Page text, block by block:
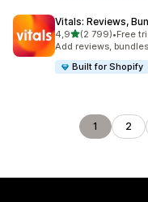
Vitals: Reviews,
4,9/ 5 tähteä
(2 799)
2799 arvostelua
•Free
Add reviews,
Built for Shopify
1 2